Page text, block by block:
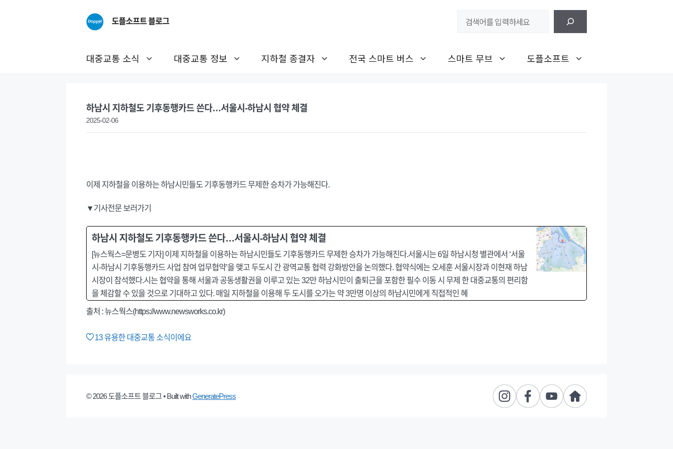
도플소프트 블로그
대중교통 소식 대중교통 정보 지하철 종결자 전국 스마트 버스 스마트 무브 도플소프트
하남시 지하철도 기후동행카드 쓴다…서울시-하남시 협약 체결
2025-02-06
이제 지하철을 이용하는 하남시민들도 기후동행카드 무제한 승차가 가능해진다.
▼기사전문 보러가기
하남시 지하철도 기후동행카드 쓴다…서울시-하남시 협약 체결
[뉴스웍스=문병도 기자] 이제 지하철을 이용하는 하남시민들도 기후동행카드 무제한 승차가 가능해진다.서울시는 6일 하남시청 별관에서 ‘서울
시-하남시 기후동행카드 사업 참여 업무협약’을 맺고 두도시 간 광역교통 협력 강화방안을 논의했다. 협약식에는 오세훈 서울시장과 이현재 하남
시장이 참석했다.시는 협약을 통해 서울과 공동생활권을 이루고 있는 32만 하남시민이 출퇴근을 포함한 필수 이동 시 무제 한 대중교통의 편리함
을 체감할 수 있을 것으로 기대하고 있다. 매일 지하철을 이용해 두 도시를 오가는 약 3만명 이상의 하남시민에게 직접적인 혜
출처 :뉴스웍스(https://www.newsworks.co.kr)
13유용한 대중교통 소식이에요
© 2026 도플소프트 블로그• Built withGeneratePress